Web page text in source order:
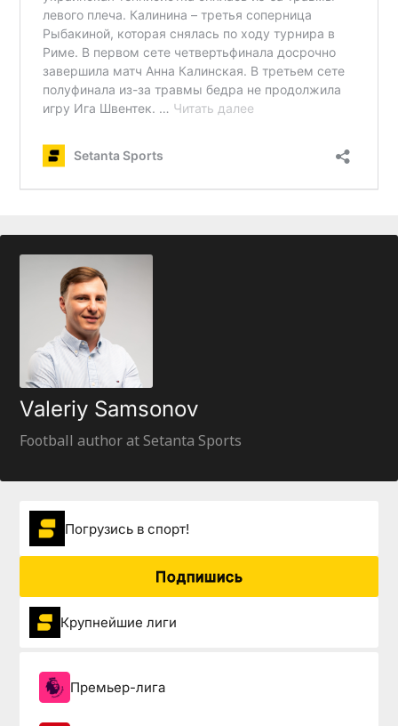
Valeriy Samsonov
Football author at Setanta Sports
Погрузиcь в спорт!
Подпишись
Крупнейшие лиги
Премьер-лига